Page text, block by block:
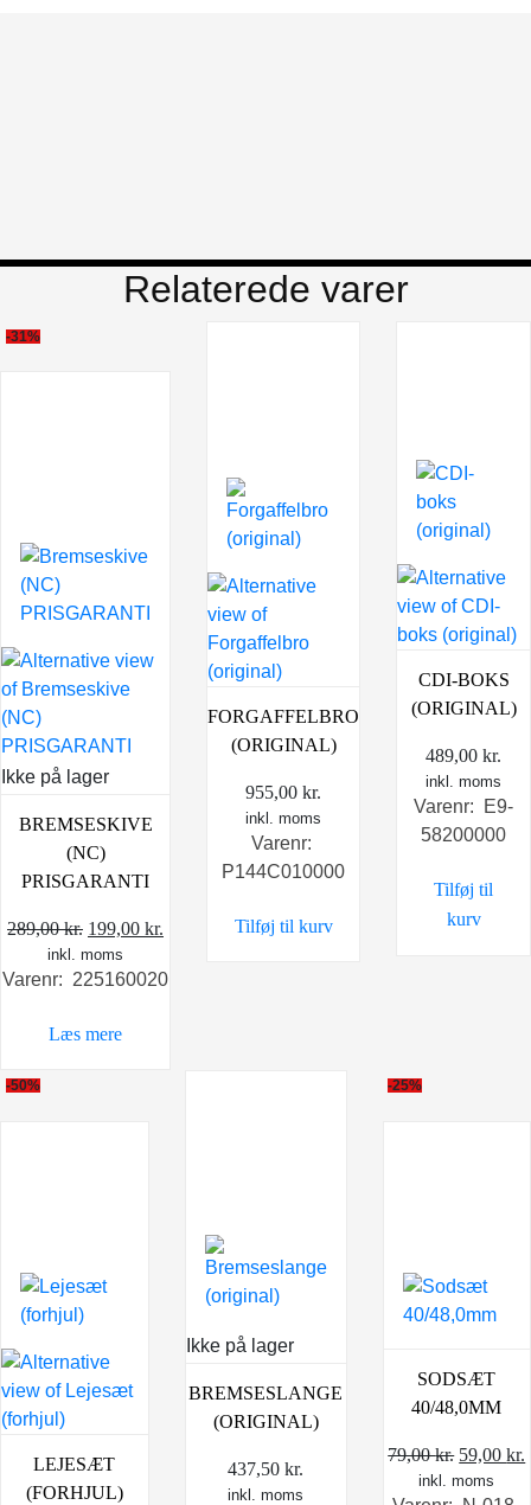
Relaterede varer
-31%
Ikke på lager
BREMSESKIVE
(NC)
PRISGARANTI
289,00kr. Den
oprindelige
pris
289,00 kr..
199,00 kr.
pris
inkl. moms
Varenr: 225160020
Læs mere
FORGAFFELBRO
(ORIGINAL)
955,00 kr.
inkl. moms
Varenr:
P144C010000
Tilføj til kurv
CDI-BOKS
(ORIGINAL)
489,00 kr.
inkl. moms
Varenr: E9-
58200000
Tilføj til
kurv
-50%
LEJESÆT
(FORHJUL)
Ikke på lager
BREMSESLANGE
(ORIGINAL)
437,50 kr.
inkl. moms
-25%
SODSÆT
40/48,0MM
79,00kr. Den
59,00kr.
inkl. moms